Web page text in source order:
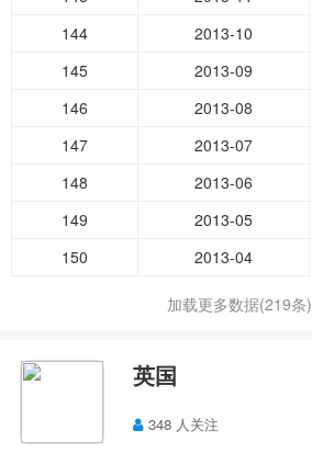
144
2013-10
145
2013-09
146
2013-08
147
2013-07
148
2013-06
149
2013-05
150
2013-04
加载更多数据(219条)
英国
348 人关注